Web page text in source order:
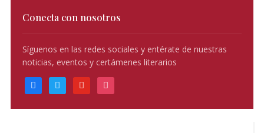
Conecta con nosotros
Síguenos en las redes sociales y entérate de nuestras
noticias, eventos y certámenes literarios
facebooktwitter youtube instagram